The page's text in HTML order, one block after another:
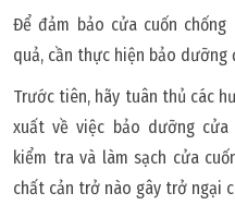
Để đảm bảo cửa cuốn
quả, cần thực hiện bảo dưỡng
Trước tiên, hãy tuân thủ các
xuất về việc bảo dưỡng cửa
kiểm tra và làm sạch cửa
chất cản trở nào gây trở ngại